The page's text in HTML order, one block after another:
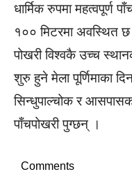
धार्मिक रुपमा महत्वपूर्ण
१०० मिटरमा अवस्थित छ
पोखरी विश्वकै उच्च
शुरु हुने मेला पूर्णिमाका
सिन्धुपाल्चोक र
पाँचपोखरी पुग्छन् ।
Comments